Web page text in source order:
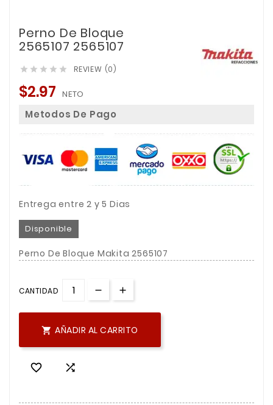
Perno De Bloque
2565107 2565107
     REVIEW (0)
$2.97 NETO
Metodos De Pago
Entrega entre 2 y 5 Dias
Disponible
Perno De Bloque Makita 2565107
CANTIDAD
 AÑADIR AL CARRITO
 